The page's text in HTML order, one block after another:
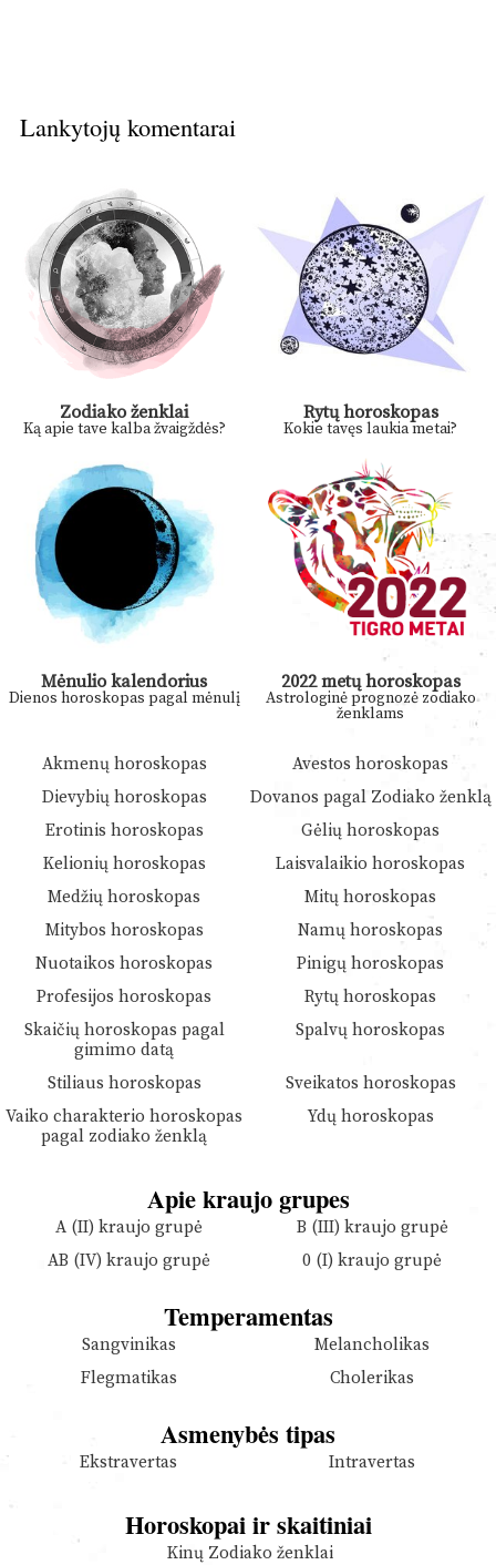
Lankytojų komentarai
Zodiako ženklai
Ką apie tave kalba žvaigždės?
Rytų horoskopas
Kokie tavęs laukia metai?
Mėnulio kalendorius
Dienos horoskopas pagal mėnulį
2022 metų horoskopas
Astrologinė prognozė zodiako
ženklams
Akmenų horoskopas
Avestos horoskopas
Dievybių horoskopas
Dovanos pagal Zodiako ženklą
Erotinis horoskopas
Gėlių horoskopas
Kelionių horoskopas
Laisvalaikio horoskopas
Medžių horoskopas
Mitų horoskopas
Mitybos horoskopas
Namų horoskopas
Nuotaikos horoskopas
Pinigų horoskopas
Profesijos horoskopas
Rytų horoskopas
Skaičių horoskopas pagal
gimimo datą
Spalvų horoskopas
Stiliaus horoskopas
Sveikatos horoskopas
Vaiko charakterio horoskopas
pagal zodiako ženklą
Ydų horoskopas
Apie kraujo grupes
A (II) kraujo grupė
B (III) kraujo grupė
AB (IV) kraujo grupė
0 (I) kraujo grupė
Temperamentas
Sangvinikas
Melancholikas
Flegmatikas
Cholerikas
Asmenybės tipas
Ekstravertas Intravertas
Horoskopai ir skaitiniai
Kinų Zodiako ženklai